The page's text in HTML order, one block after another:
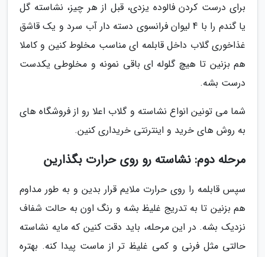
برای درست کردن فالوده یزدی، قبل از هر چیز، نشاسته گل
یا گندم را با 4 لیوان فرانسوی دسته دار آب سرد و یک قاشق
غذاخوری گلاب داخل قابلمه ای مناسب مخلوط کنین و کاملا
هم بزنین تا هیچ گلوله ای باقی نمونه و مخلوطی یکدست
درست بشه.
شما می تونین انواع نشاسته و گلاب اعلا رو از فروشگاه های
به روش های خرید و اینترنتی خریداری کنین.
مرحله دوم: نشاسته رو روی حرارت بگذارین
سپس قابلمه را روی حرارت ملایم قرار بدین و به طور مداوم
هم بزنین تا به تدریج غلیظ بشه و رنگ اون به حالت شفاف
نزدیک بشه. در این مرحله، باید دقت کنین که مایه نشاسته
حالتی مثل فرنی و کمی غلیظ تر از ماست پیدا کنه. بهتره